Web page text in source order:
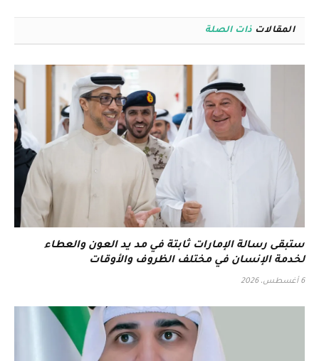
المقالات ذات الصلة
ستبقى رسالة الإمارات ثابتة في مد يد العون والعطاء
لخدمة الإنسان في مختلف الظروف والأوقات
6 أغسطس، 2026